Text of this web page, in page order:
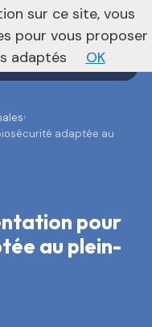
AnnoncesActualités
›
adaptée au
pour
au plein-
sur ce site, vous
pour vous proposer
adaptés
OK